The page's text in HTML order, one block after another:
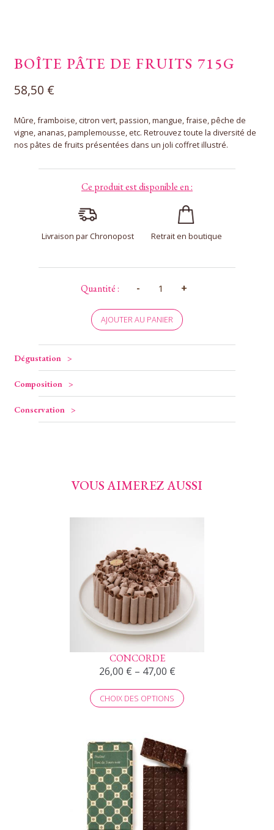
BOÎTE PÂTE DE FRUITS 715G
58,50 €
Mûre, framboise, citron vert, passion, mangue, fraise, pêche de
vigne, ananas, pamplemousse, etc. Retrouvez toute la diversité de
nos pâtes de fruits présentées dans un joli coffret illustré.
Ce produit est disponible en :
Livraison par Chronopost Retrait en boutique
Quantité : -
pâte
de
fruits
+
AJOUTER AU PANIER
Dégustation
Composition
Conservation
VOUS AIMEREZ AUSSI
CONCORDE
26,00 € – 47,00 €
CHOIX DES OPTIONS